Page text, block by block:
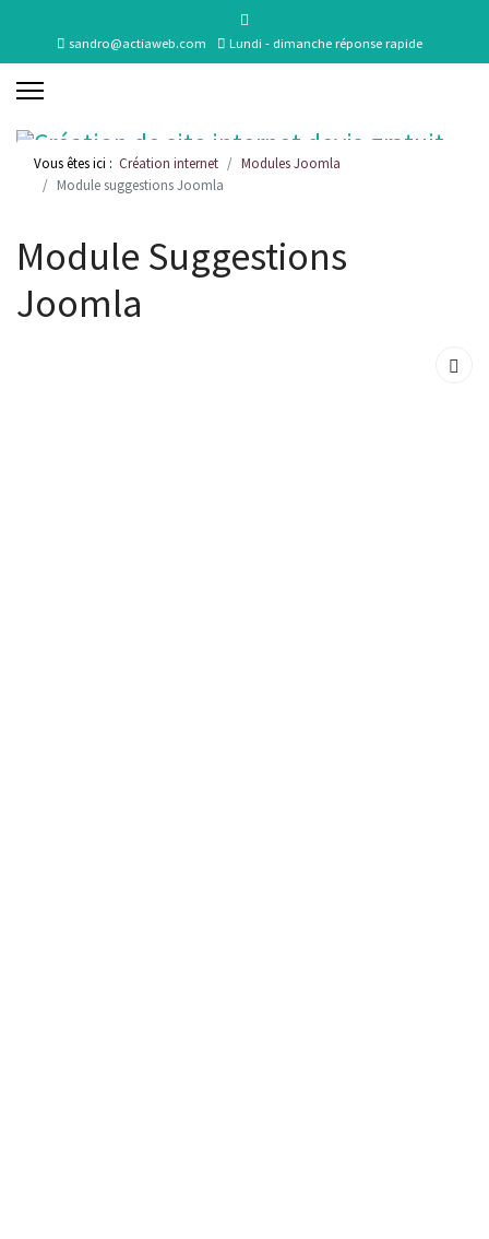
sandro@actiaweb.com Lundi - dimanche réponse rapide
Vous êtes ici : Création internet
Modules Joomla
Module suggestions Joomla
Module Suggestions
Joomla